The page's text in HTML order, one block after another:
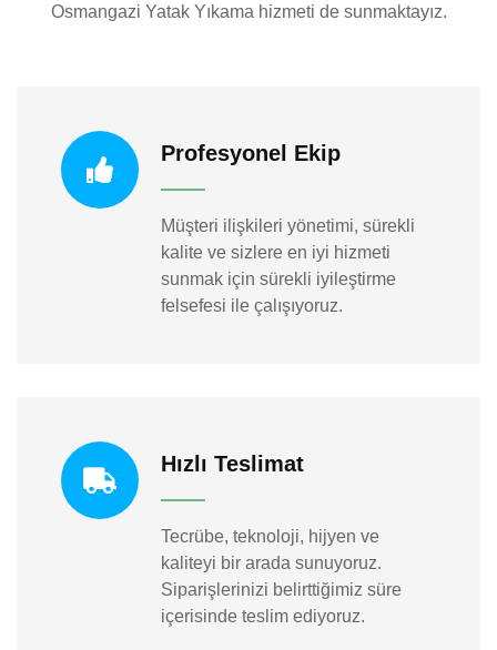
Osmangazi Yatak Yıkama hizmeti de sunmaktayız.
Profesyonel Ekip
Müşteri ilişkileri yönetimi, sürekli
kalite ve sizlere en iyi hizmeti
sunmak için sürekli iyileştirme
felsefesi ile çalışıyoruz.
Hızlı Teslimat
Tecrübe, teknoloji, hijyen ve
kaliteyi bir arada sunuyoruz.
Siparişlerinizi belirttiğimiz süre
içerisinde teslim ediyoruz.